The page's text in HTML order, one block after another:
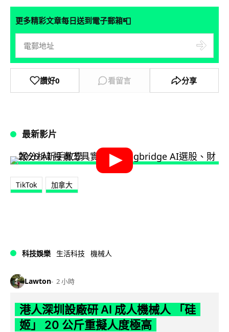
更多精彩文章每日送到電子郵箱📮
讚好0 看留言 分享
最新影片
TikTok 加拿大
科技娛樂 生活科技 機械人
Lawton 2 小時
港人深圳設廠研 AI 成人機械人 「硅
姬」 20 公斤重擬人度極高